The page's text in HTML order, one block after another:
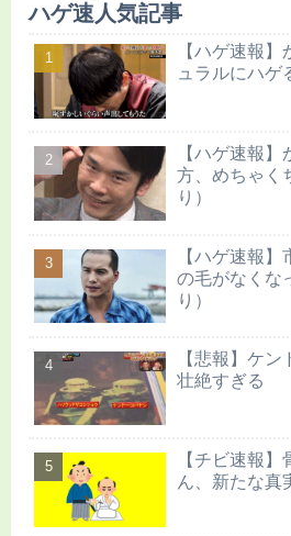
ハゲ速人気記事
【ハゲ速報
ュラルにハゲ
【ハゲ速報
方、めちゃく
り）
【ハゲ速報
の毛がなくな
り）
【悲報】ケ
壮絶すぎる
【チビ速報
ん、新たな真